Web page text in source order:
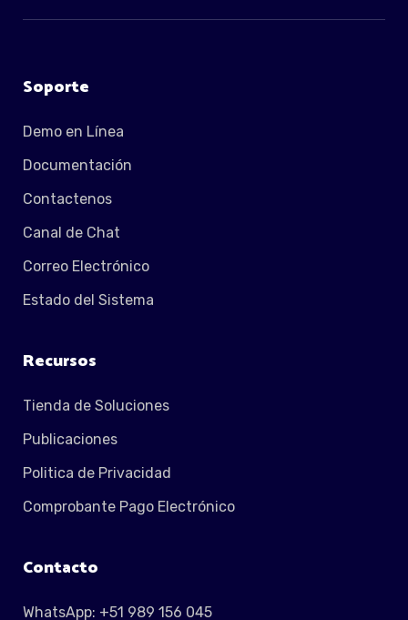
Soporte
Demo en Línea
Documentación
Contactenos
Canal de Chat
Correo Electrónico
Estado del Sistema
Recursos
Tienda de Soluciones
Publicaciones
Politica de Privacidad
Comprobante Pago Electrónico
Contacto
WhatsApp: +51 989 156 045